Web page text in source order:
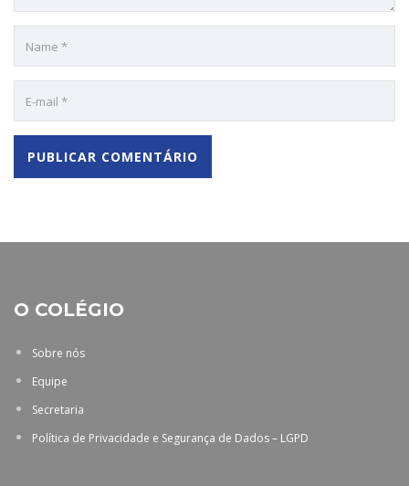
O COLÉGIO
Sobre nós
Equipe
Secretaria
Política de Privacidade e Segurança de Dados – LGPD